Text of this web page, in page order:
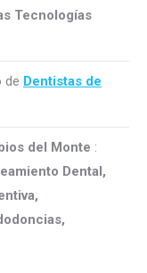
Tecnologías
de Dentistas de
del Monte :
Dental,